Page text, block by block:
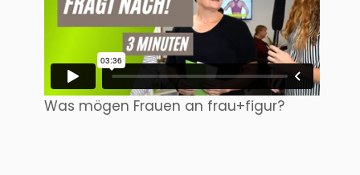
Was mögen Frauen an frau+figur?